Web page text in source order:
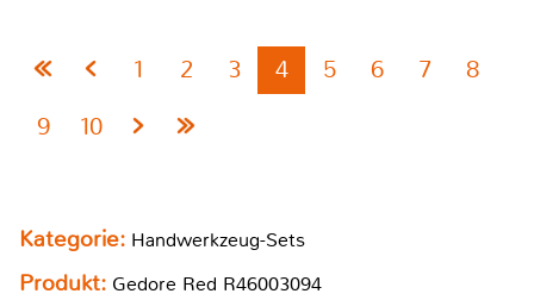
1 2 3 4 5 6 7
8
9
10
Kategorie: Handwerkzeug-Sets
Produkt: Gedore Red R46003094